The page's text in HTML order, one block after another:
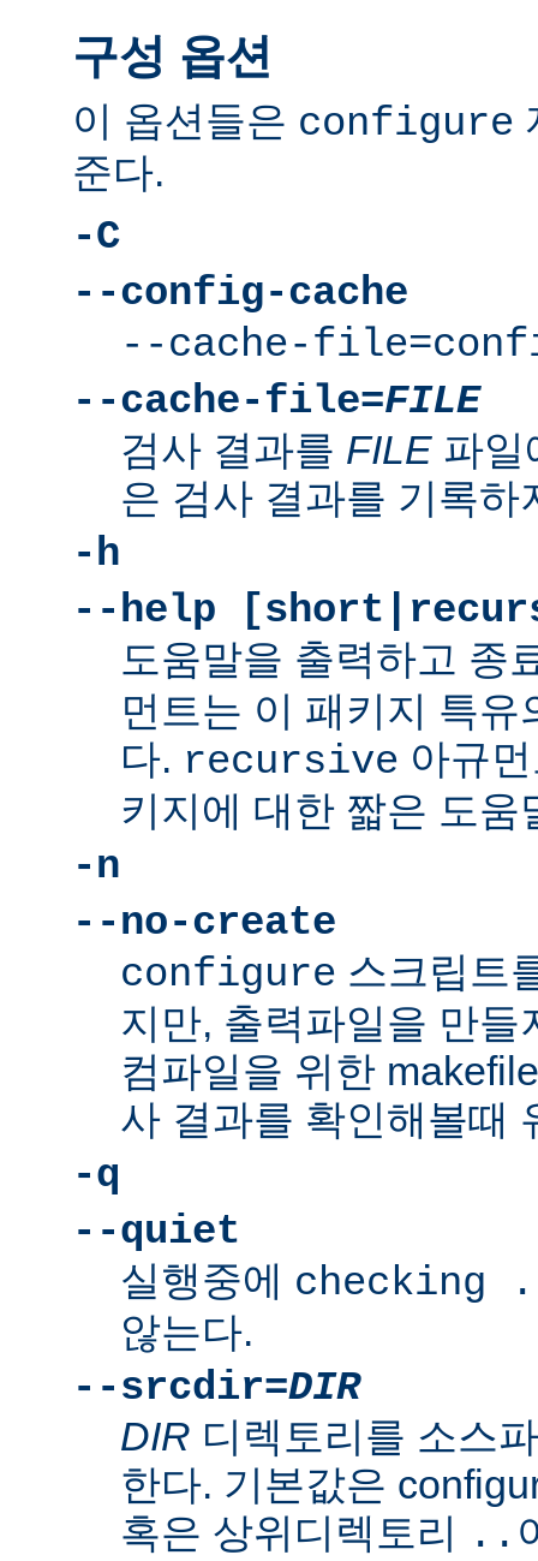
구성 옵션
이 옵션들은 configure
준다.
-C
--config-cache
--cache-
--cache-file=FILE
검사 결과를 FILE 파일
은 검사 결과를 기록하
-h
--help
도움말을 출력하고 종
먼트는 이 패키지 특
다. recursive 아규
키지에 대한 짧은 도움
-n
--no-create
configure 스크립트
지만, 출력파일을 만들
컴파일을 위한
사 결과를 확인해볼때
-q
--quiet
실행중에 checking
않는다.
--srcdir=DIR
DIR 디렉토리를 소스
한다. 기본값은
혹은 상위디렉토리 ..